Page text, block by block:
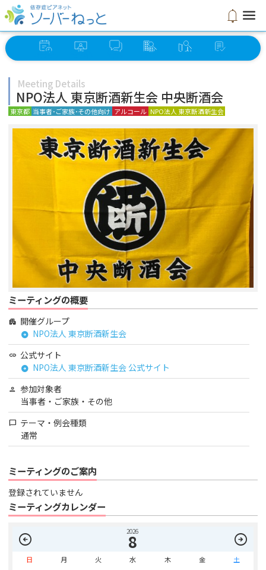
notifications menu
イベント オンライン ソーバー グループ ミーティング セルフ
Meeting Details
NPO法人 東京断酒新生会 中央断酒会
東京都 当事者･ご家族･その他向け アルコール NPO法人 東京断酒新生会
ミーティングの概要
apartment 開催グループ
arrow_circle_right NPO法人 東京断酒新生会
link 公式サイト
arrow_circle_right NPO法人 東京断酒新生会 公式サイト
person 参加対象者
当事者・ご家族・その他
chat_bubble テーマ・例会種類
通常
ミーティングのご案内
登録されていません
ミーティングカレンダー
arrow_circle_left 2026
8 arrow_circle_right
日 月 火 水 木 金 土